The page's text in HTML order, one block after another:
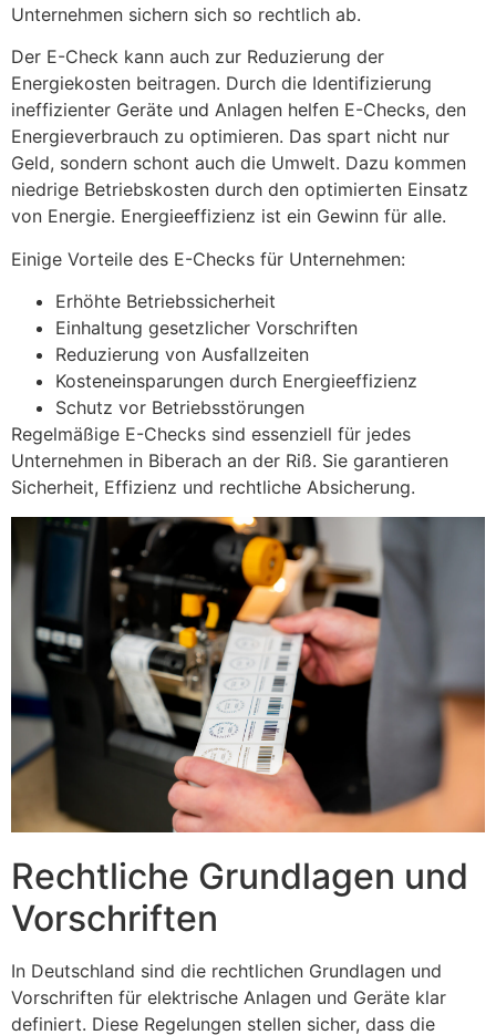
Unternehmen sichern sich so rechtlich ab.
Der E-Check kann auch zur Reduzierung der
Energiekosten beitragen. Durch die Identifizierung
ineffizienter Geräte und Anlagen helfen E-Checks, den
Energieverbrauch zu optimieren. Das spart nicht nur
Geld, sondern schont auch die Umwelt. Dazu kommen
niedrige Betriebskosten durch den optimierten Einsatz
von Energie. Energieeffizienz ist ein Gewinn für alle.
Einige Vorteile des E-Checks für Unternehmen:
Erhöhte Betriebssicherheit
Einhaltung gesetzlicher Vorschriften
Reduzierung von Ausfallzeiten
Kosteneinsparungen durch Energieeffizienz
Schutz vor Betriebsstörungen
Regelmäßige E-Checks sind essenziell für jedes
Unternehmen in Biberach an der Riß. Sie garantieren
Sicherheit, Effizienz und rechtliche Absicherung.
Rechtliche Grundlagen und
Vorschriften
In Deutschland sind die rechtlichen Grundlagen und
Vorschriften für elektrische Anlagen und Geräte klar
definiert. Diese Regelungen stellen sicher, dass die